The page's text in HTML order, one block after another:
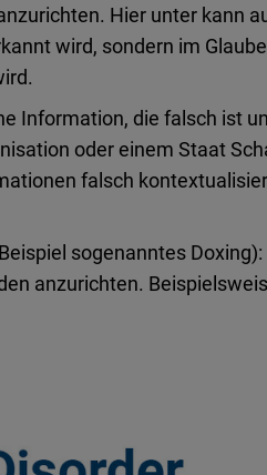
Hier unter kann
wird, sondern im
Information, die falsch ist
oder einem Staat
falsch
sogenanntes
anzurichten.